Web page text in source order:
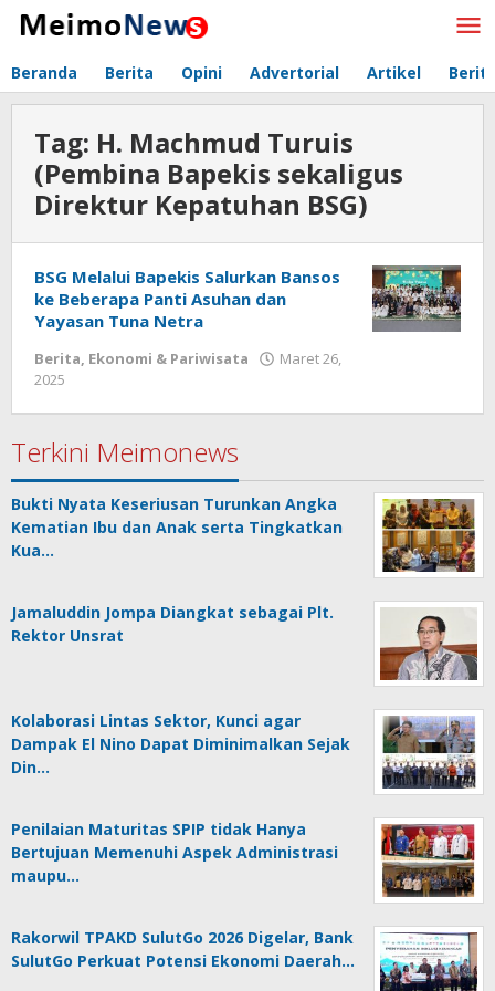
Lewati
Beranda Berita Opini Advertorial Artikel
Tag: H. Machmud Turuis
(Pembina Bapekis sekaligus
Direktur Kepatuhan BSG)
BSG Melalui Bapekis Salurkan Bansos
ke Beberapa Panti Asuhan dan
Yayasan Tuna Netra
Berita, Ekonomi & Pariwisata
Maret 26,
2025
Terkini Meimonews
Bukti Nyata Keseriusan Turunkan Angka
Kematian Ibu dan Anak serta Tingkatkan
Kua…
Jamaluddin Jompa Diangkat sebagai Plt.
Rektor Unsrat
Kolaborasi Lintas Sektor, Kunci agar
Dampak El Nino Dapat Diminimalkan Sejak
Din…
Penilaian Maturitas SPIP tidak Hanya
Bertujuan Memenuhi Aspek Administrasi
maupu…
Rakorwil TPAKD SulutGo 2026 Digelar, Bank
SulutGo Perkuat Potensi Ekonomi Daerah…